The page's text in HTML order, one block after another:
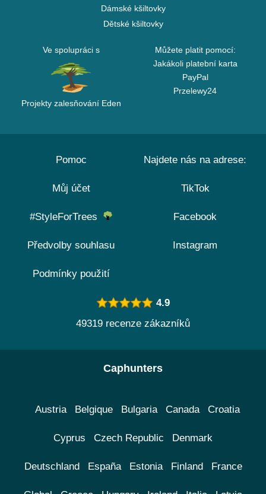
Dámské kšiltovky
Dětské kšiltovky
Ve spolupráci s
Projekty zalesňování Eden
Můžete platit pomocí:
Jakákoli platební karta
PayPal
Przelewy24
Pomoc
Můj účet
#StyleForTrees
Předvolby souhlasu
Podmínky použití
Najdete nás na adrese:
TikTok
Facebook
Instagram
4.9
49319 recenze zákazníků
Caphunters
Austria Belgique Bulgaria Canada Croatia
Cyprus Czech Republic Denmark
Deutschland España Estonia Finland France